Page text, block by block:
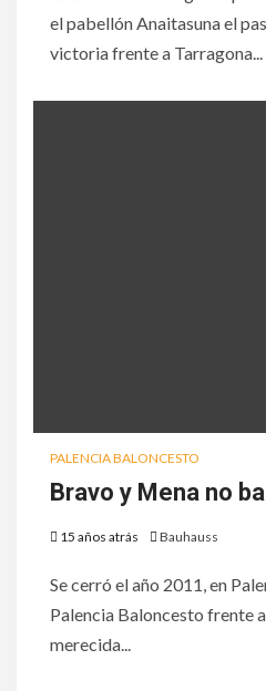
el pabellón Anaitasuna el
victoria frente a Tarragona...
PALENCIA BALONCESTO
Bravo y Mena no
15 años atrás Bauhauss
Se cerró el año 2011, en
Palencia Baloncesto frente
merecida...